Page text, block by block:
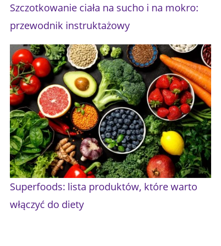
Szczotkowanie ciała na sucho i na mokro:
przewodnik instruktażowy
Superfoods: lista produktów, które warto
włączyć do diety